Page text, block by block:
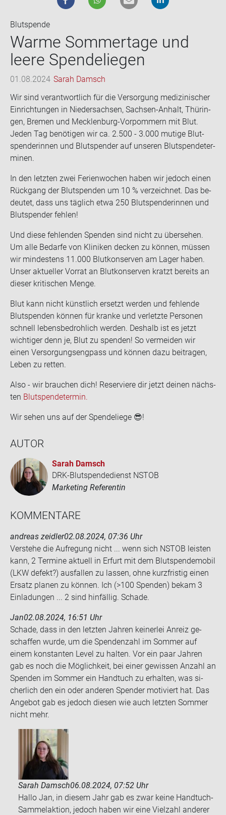
Blutspende
Warme Som­mer­ta­ge und
leere Spen­de­lie­gen
01.08.2024 Sarah Damsch
Wir sind ver­ant­wort­lich für die Ver­sor­gung me­di­zi­ni­scher
Ein­rich­tun­gen in Nie­der­sach­sen, Sachsen-​Anhalt, Thü­rin­
gen, Bre­men und Mecklenburg-​Vorpommern mit Blut.
Jeden Tag be­nö­ti­gen wir ca. 2.500 - 3.000 mu­ti­ge Blut­
spen­de­rin­nen und Blut­spen­der auf un­se­ren Blut­spen­de­ter­
mi­nen.
In den letz­ten zwei Fe­ri­en­wo­chen haben wir je­doch einen
Rück­gang der Blut­spen­den um 10 % ver­zeich­net. Das be­
deu­tet, dass uns täg­lich etwa 250 Blut­spen­de­rin­nen und
Blut­spen­der feh­len!
Und diese feh­len­den Spen­den sind nicht zu über­se­hen.
Um alle Be­dar­fe von Kli­ni­ken de­cken zu kön­nen, müs­sen
wir min­des­tens 11.000 Blut­kon­ser­ven am Lager haben.
Unser ak­tu­el­ler Vor­rat an Blut­kon­ser­ven kratzt be­reits an
die­ser kri­ti­schen Menge.
Blut kann nicht künst­lich er­setzt wer­den und feh­len­de
Blut­spen­den kön­nen für kran­ke und ver­letz­te Per­so­nen
schnell le­bens­be­droh­lich wer­den. Des­halb ist es jetzt
wich­ti­ger denn je, Blut zu spen­den! So ver­mei­den wir
einen Ver­sor­gungs­eng­pass und kön­nen dazu bei­tra­gen,
Leben zu ret­ten.
Also - wir brau­chen dich! Re­ser­vie­re dir jetzt dei­nen nächs­
ten Blut­spen­de­ter­min.
Wir sehen uns auf der Spen­de­lie­ge 😎!
AUTOR
Sarah Damsch
DRK-Blutspendedienst NSTOB
Marketing Referentin
KOM­MEN­TA­RE
andreas zeidler02.08.2024, 07:36 Uhr
Ver­ste­he die Auf­re­gung nicht ... wenn sich NSTOB leis­ten
kann, 2 Ter­mi­ne ak­tu­ell in Er­furt mit dem Blut­spen­de­mo­bil
(LKW de­fekt?) aus­fal­len zu las­sen, ohne kurz­fris­tig einen
Er­satz pla­nen zu kön­nen. Ich (>100 Spen­den) bekam 3
Ein­la­dun­gen ... 2 sind hin­fäl­lig. Scha­de.
Jan02.08.2024, 16:51 Uhr
Scha­de, dass in den letz­ten Jah­ren kei­ner­lei An­reiz ge­
schaf­fen wurde, um die Spen­den­zahl im Som­mer auf
einem kon­stan­ten Level zu hal­ten. Vor ein paar Jah­ren
gab es noch die Mög­lich­keit, bei einer ge­wis­sen An­zahl an
Spen­den im Som­mer ein Hand­tuch zu er­hal­ten, was si­
cher­lich den ein oder an­de­ren Spen­der mo­ti­viert hat. Das
An­ge­bot gab es je­doch die­sen wie auch letz­ten Som­mer
nicht mehr.
Sarah Damsch06.08.2024, 07:52 Uhr
Hallo Jan, in diesem Jahr gab es zwar keine Handtuch-
Sammelaktion, jedoch haben wir eine Vielzahl anderer